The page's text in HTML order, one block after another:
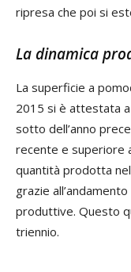
ripresa che poi si
La dinamica
La superficie a
2015 si è attestata
sotto dell’anno
recente e superiore
quantità prodotta
grazie
produttive. Questo
triennio.